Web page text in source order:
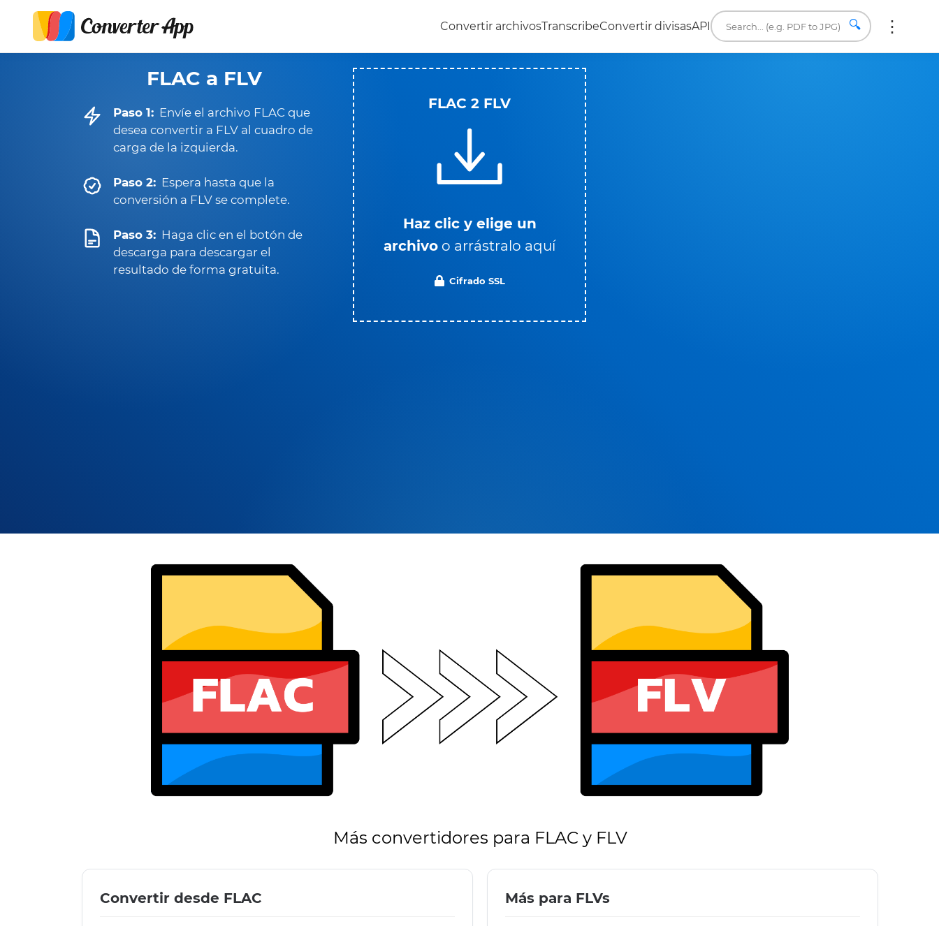
Convertir archivosTranscribeConvertir divisasAPI 🔍
FLAC a FLV
Paso 1: Envíe el archivo FLAC que
desea convertir a FLV al cuadro de
carga de la izquierda.
Paso 2: Espera hasta que la
conversión a FLV se complete.
Paso 3: Haga clic en el botón de
descarga para descargar el
resultado de forma gratuita.
FLAC 2 FLV
Haz clic y elige un
archivo o arrástralo aquí
Cifrado SSL
Más convertidores para FLAC y FLV
Convertir desde FLAC Más para FLVs